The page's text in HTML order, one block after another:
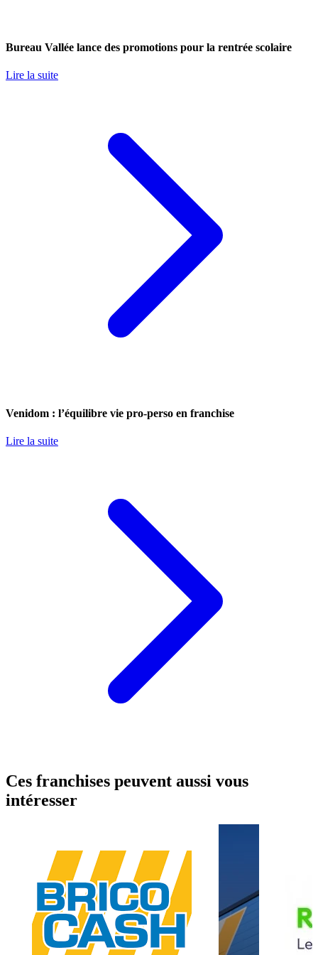
Bureau Vallée lance des promotions pour la rentrée scolaire
Lire la suite
Venidom : l’équilibre vie pro-perso en franchise
Lire la suite
Ces franchises peuvent aussi vous
intéresser